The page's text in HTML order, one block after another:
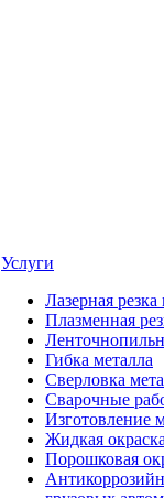
Услуги
Лазерная резка
Плазменная
Гибка металла
Сверловка
Сварочные
Изготовление
Жидкая
Порошковая